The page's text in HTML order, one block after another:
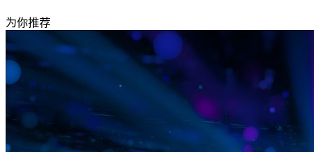
为你推荐